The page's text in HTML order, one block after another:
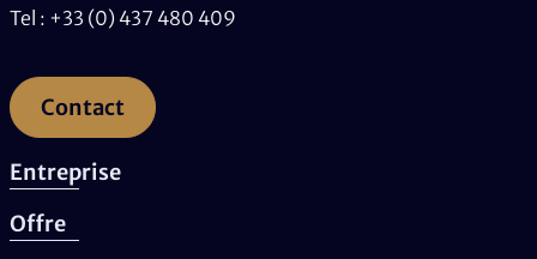
Tel : +33 (0) 437 480 409
Contact
Entreprise
Offre